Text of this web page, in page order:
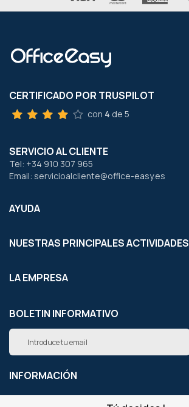
CERTIFICADO POR TRUSPILOT
con 4 de 5
SERVICIO AL CLIENTE
Tel: +34 910 307 965
Email: servicioalcliente@office-easy.es
AYUDA
NUESTRAS PRINCIPALES ACTIVIDADES
LA EMPRESA
BOLETIN INFORMATIVO
Inscríbete
nuestro
boletín
de
noticias:
INFORMACIÓN